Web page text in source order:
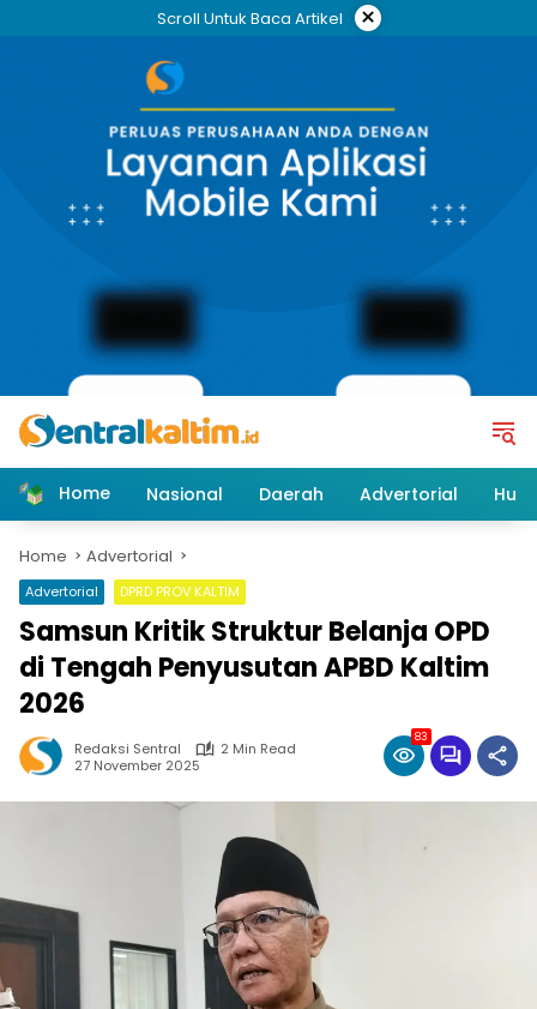
Scroll Untuk Baca Artikel ×
Home Nasional Daerah Advertorial
Home Advertorial
Advertorial DPRD PROV KALTIM
Samsun Kritik Struktur Belanja OPD
di Tengah Penyusutan APBD Kaltim
2026
Redaksi Sentral
2 Min Read
27 November 2025
83